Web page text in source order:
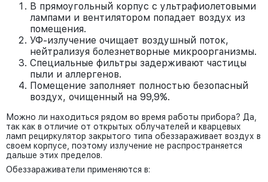
В прямоугольный корпус с ультрафиолетовыми
лампами и вентилятором попадает воздух из
помещения.
УФ-излучение очищает воздушный поток,
нейтрализуя болезнетворные микроорганизмы.
Специальные фильтры задерживают частицы
пыли и аллергенов.
Помещение заполняет полностью безопасный
воздух, очищенный на 99,9%.
Можно ли находиться рядом во время работы прибора? Да,
так как в отличие от открытых облучателей и кварцевых
ламп рециркулятор закрытого типа обеззараживает воздух в
своем корпусе, поэтому излучение не распространяется
дальше этих пределов.
Обеззараживатели применяются в: